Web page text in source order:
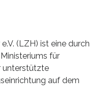
(LZH) ist eine durch
für
unterstützte
auf dem